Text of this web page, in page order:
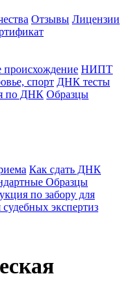
Отзывы Лицензии
происхождение НИПТ
спорт ДНК тесты
по ДНК Образцы
Как сдать ДНК
Образцы
по забору для
судебных экспертиз